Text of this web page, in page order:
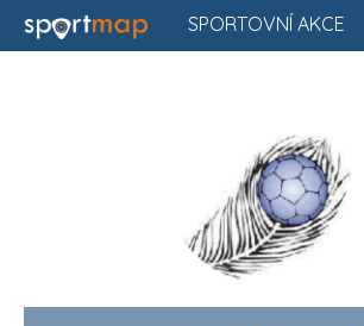
SPORTOVNÍ AKCE